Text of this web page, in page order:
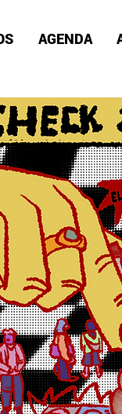
AGENDA